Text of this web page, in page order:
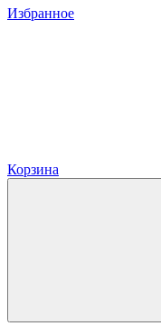
Избранное
Корзина